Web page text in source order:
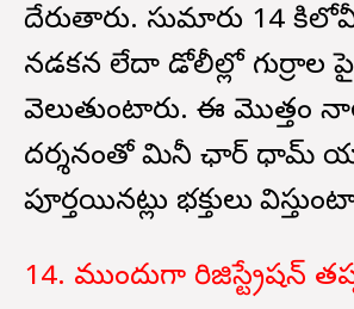
దేరుతారు. సుమారు 14
నడకన లేదా డోలీల్లో గుర్రాల పై
వెలుతుంటారు. ఈ మొత్తం
దర్శనంతో మినీ ఛార్ ధామ్
పూర్తయినట్లు భక్తులు
14. ముందుగా రిజిస్ట్రేషన్